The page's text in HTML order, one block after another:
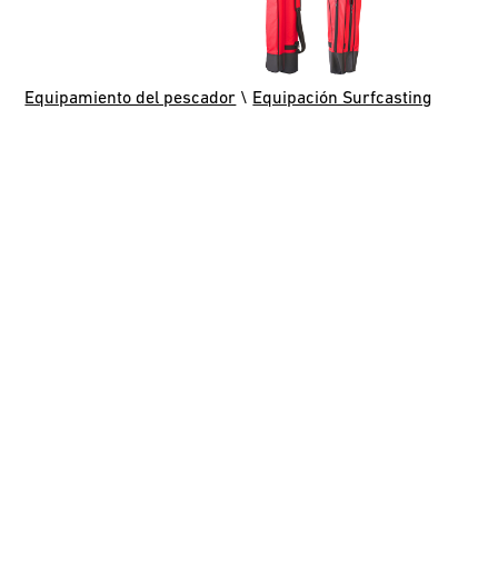
Equipamiento del pescador \ Equipación Surfcasting